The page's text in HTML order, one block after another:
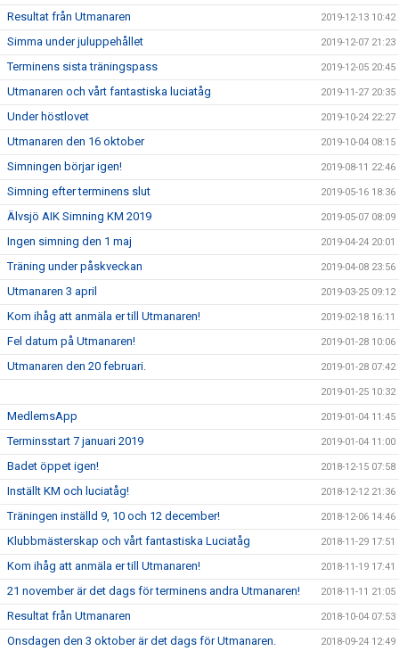
Resultat från Utmanaren 2019-12-13 10:42
Simma under juluppehållet 2019-12-07 21:23
Terminens sista träningspass 2019-12-05 20:45
Utmanaren och vårt fantastiska luciatåg 2019-11-27 20:35
Under höstlovet 2019-10-24 22:27
Utmanaren den 16 oktober 2019-10-04 08:15
Simningen börjar igen! 2019-08-11 22:46
Simning efter terminens slut 2019-05-16 18:36
Älvsjö AIK Simning KM 2019 2019-05-07 08:09
Ingen simning den 1 maj 2019-04-24 20:01
Träning under påskveckan 2019-04-08 23:56
Utmanaren 3 april 2019-03-25 09:12
Kom ihåg att anmäla er till Utmanaren! 2019-02-18 16:11
Fel datum på Utmanaren! 2019-01-28 10:06
Utmanaren den 20 februari. 2019-01-28 07:42
2019-01-25 10:32
MedlemsApp 2019-01-04 11:45
Terminsstart 7 januari 2019 2019-01-04 11:00
Badet öppet igen! 2018-12-15 07:58
Inställt KM och luciatåg! 2018-12-12 21:36
Träningen inställd 9, 10 och 12 december! 2018-12-06 14:46
Klubbmästerskap och vårt fantastiska Luciatåg 2018-11-29 17:51
Kom ihåg att anmäla er till Utmanaren! 2018-11-19 17:41
21 november är det dags för terminens andra Utmanaren! 2018-11-11 21:05
Resultat från Utmanaren 2018-10-04 07:53
Onsdagen den 3 oktober är det dags för Utmanaren. 2018-09-24 12:49